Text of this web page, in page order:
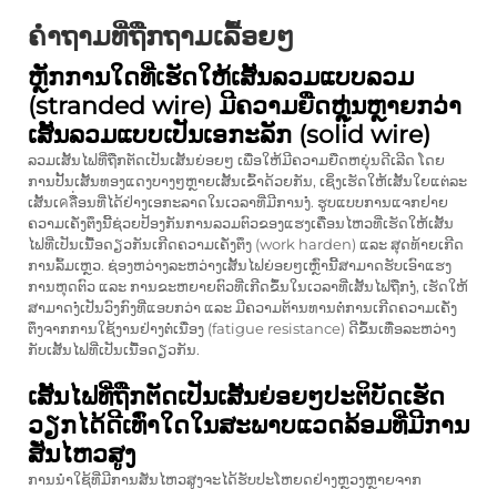
ຄຳຖາມທີ່ຖືກຖາມເລື້ອຍໆ
ຫຼັກການໃດທີ່ເຮັດໃຫ້ເສັ້ນລວມແບບລວມ
(stranded wire) ມີຄວາມຍືດຫຼຸ່ນຫຼາຍກວ່າ
ເສັ້ນລວມແບບເປັນເອກະລັກ (solid wire)
ລວມເສັ້ນໄຟທີ່ຖືກຕັດເປັນເສັ້ນຍ່ອຍໆ ເພື່ອໃຫ້ມີຄວາມຍືດຫຍຸ່ນດີເລີດ ໂດຍ
ການປັ້ນເສັ້ນທອງແດງບາງໆຫຼາຍເສັ້ນເຂົ້າດ້ວຍກັນ, ເຊິ່ງເຮັດໃຫ້ເສັ້ນໃຍແຕ່ລະ
ເສັ້ນເคลື່ອນທີ່ໄດ້ຢ່າງເອກະລາດໃນເວລາທີ່ມີການງໍ່. ຮູບແບບການແຈກຢາຍ
ຄວາມເຄັ່ງຕຶງນີ້ຊ່ວຍປ້ອງກັນການລວມຕົວຂອງແຮງເຄື່ອນໄຫວທີ່ເຮັດໃຫ້ເສັ້ນ
ໄຟທີ່ເປັນເນື້ອດຽວກັນເກີດຄວາມເຄັ່ງຕຶງ (work harden) ແລະ ສຸດທ້າຍເກີດ
ການລົ້ມເຫຼວ. ຊ່ອງຫວ່າງລະຫວ່າງເສັ້ນໄຟຍ່ອຍໆເຫຼົ່ານີ້ສາມາດຮັບເອົາແຮງ
ການຫຸດຕົວ ແລະ ການຂະຫຍາຍຕົວທີ່ເກີດຂຶ້ນໃນເວລາທີ່ເສັ້ນໄຟຖືກງໍ່, ເຮັດໃຫ້
ສາມາດງໍ່ເປັນວົງກົງທີ່ແອບກວ່າ ແລະ ມີຄວາມຕ້ານທານຕໍ່ການເກີດຄວາມເຄັ່ງ
ຕຶງຈາກການໃຊ້ງານຢ່າງຕໍ່ເນື່ອງ (fatigue resistance) ດີຂຶ້ນເທື່ອລະຫວ່າງ
ກັບເສັ້ນໄຟທີ່ເປັນເນື້ອດຽວກັນ.
ເສັ້ນໄຟທີ່ຖືກຕັດເປັນເສັ້ນຍ່ອຍໆປະຕິບັດເຮັດ
ວຽກໄດ້ດີເທົ່າໃດໃນສະພາບແວດລ້ອມທີ່ມີການ
ສັ່ນໄຫວສູງ
ການນຳໃຊ້ທີ່ມີການສັ່ນໄຫວສູງຈະໄດ້ຮັບປະໂຫຍດຢ່າງຫຼວງຫຼາຍຈາກ